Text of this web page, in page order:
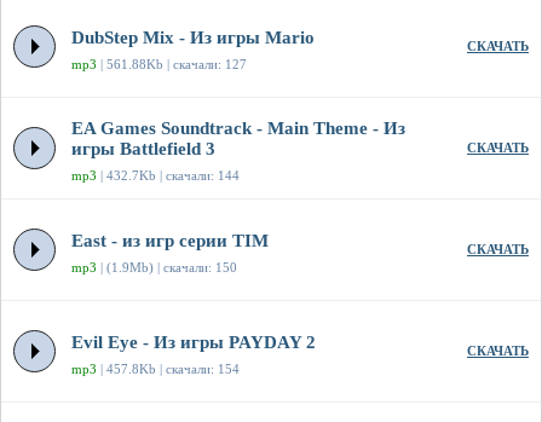
DubStep Mix - Из игры Mario
mp3 | 561.88Kb | скачали: 127
СКАЧАТЬ
EA Games Soundtrack - Main Theme - Из
игры Battlefield 3
mp3 | 432.7Kb | скачали: 144
СКАЧАТЬ
East - из игр серии TIM
mp3 | (1.9Mb) | скачали: 150
СКАЧАТЬ
Evil Eye - Из игры PAYDAY 2
mp3 | 457.8Kb | скачали: 154
СКАЧАТЬ